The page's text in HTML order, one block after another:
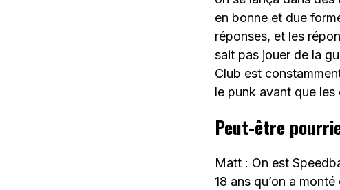
en bonne et due
réponses, et les
sait pas jouer de la
Club est
le punk avant que les
Peut-être
Matt : On est
18 ans qu’on a